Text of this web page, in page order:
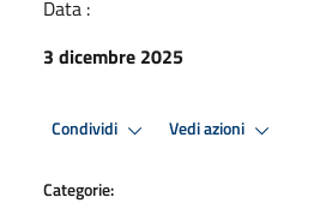
Data :
3 dicembre 2025
Condividi Vedi azioni
Categorie: